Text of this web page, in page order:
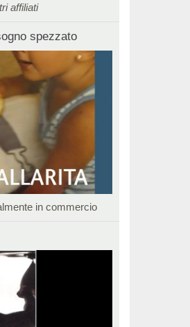
affiliati
spezzato
in commercio